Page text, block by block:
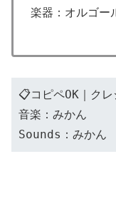
楽器：オルゴー
📋コピペOK｜ク
音楽：みかん
Sounds：みかん